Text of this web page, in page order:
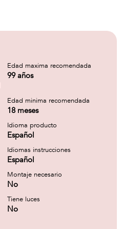
Edad maxima recomendada
99 años
Edad minima recomendada
18 meses
Idioma producto
Español
Idiomas instrucciones
Español
Montaje necesario
No
Tiene luces
No